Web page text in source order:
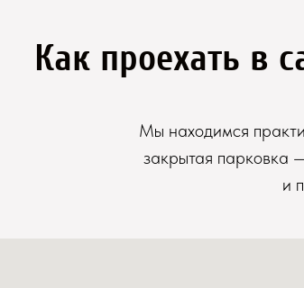
Как проехать в
Мы находимся
закрытая парковка
и